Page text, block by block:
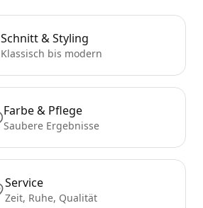
Schnitt & Styling
Klassisch bis modern
Farbe & Pflege
Saubere Ergebnisse
Service
Zeit, Ruhe, Qualität